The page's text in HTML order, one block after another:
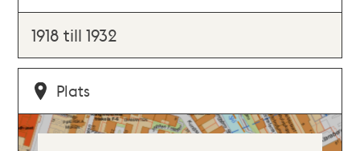
1918 till 1932
Plats